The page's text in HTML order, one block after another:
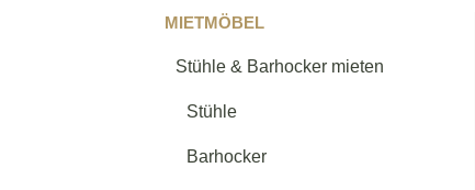
MIETMÖBEL
Stühle & Barhocker mieten
Stühle
Barhocker